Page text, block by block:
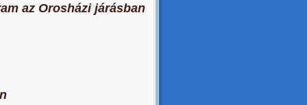
az Orosházi járásban